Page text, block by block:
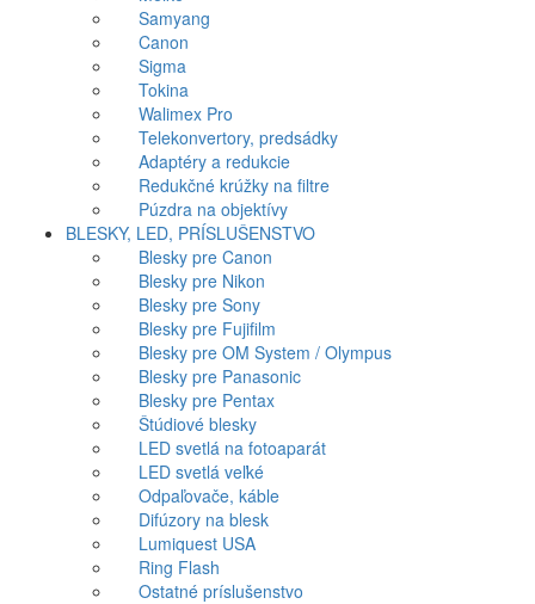
Samyang
Canon
Sigma
Tokina
Walimex Pro
Telekonvertory, predsádky
Adaptéry a redukcie
Redukčné krúžky na filtre
Púzdra na objektívy
BLESKY, LED, PRÍSLUŠENSTVO
Blesky pre Canon
Blesky pre Nikon
Blesky pre Sony
Blesky pre Fujifilm
Blesky pre OM System / Olympus
Blesky pre Panasonic
Blesky pre Pentax
Štúdiové blesky
LED svetlá na fotoaparát
LED svetlá veľké
Odpaľovače, káble
Difúzory na blesk
Lumiquest USA
Ring Flash
Ostatné príslušenstvo